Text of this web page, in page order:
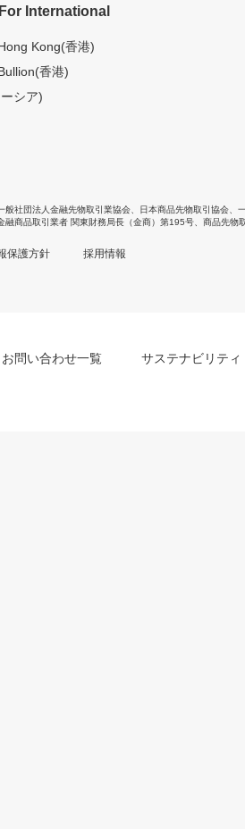
International
Kong(香港)
香港)
シア)
般社団法人金融先物取引業協会 日本商品先物取引協会
融商品取引業者 関東財務局長（金商）第195号、商品先物
保護方針 採用情報
お問い合わせ一覧 サステナビリティ